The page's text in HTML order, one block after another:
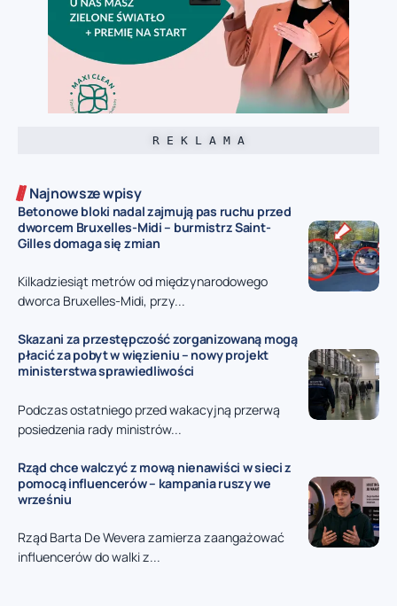
R E K L A M A
Najnowsze wpisy
Betonowe bloki nadal zajmują pas ruchu przed
dworcem Bruxelles-Midi – burmistrz Saint-
Gilles domaga się zmian
Kilkadziesiąt metrów od międzynarodowego
dworca Bruxelles-Midi, przy...
Skazani za przestępczość zorganizowaną mogą
płacić za pobyt w więzieniu – nowy projekt
ministerstwa sprawiedliwości
Podczas ostatniego przed wakacyjną przerwą
posiedzenia rady ministrów...
Rząd chce walczyć z mową nienawiści w sieci z
pomocą influencerów – kampania ruszy we
wrześniu
Rząd Barta De Wevera zamierza zaangażować
influencerów do walki z...